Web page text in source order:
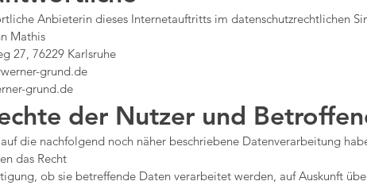
Anbieterin dieses Internetauftritts im datenschutzrechtlichen
Mathis
27, 76229 Karlsruhe
grund.de
grund.de
der Nutzer und
die nachfolgend noch näher beschriebene Datenverarbeitung
das Recht
ob sie betreffende Daten verarbeitet werden, auf Auskunft